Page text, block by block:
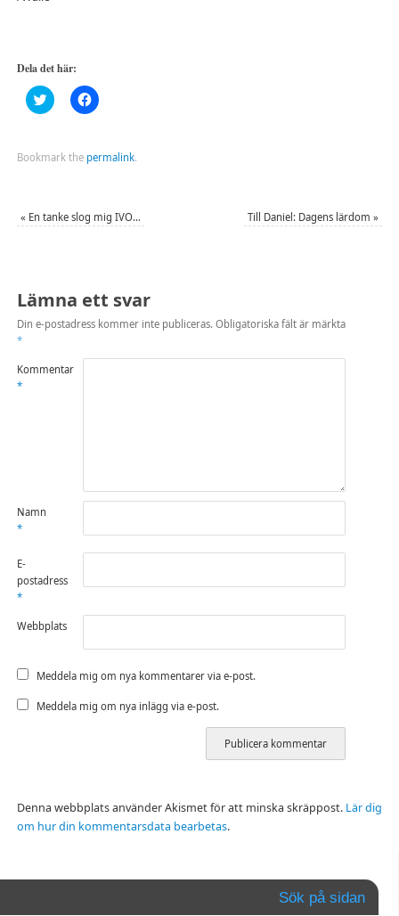
Dela det här:
Klicka
för
Twitter
(Öppnas
fönster)
Klicka
för
Facebook
(Öppnas
fönster)
Bookmark the permalink.
« En tanke slog mig IVO… Till Daniel: Dagens lärdom»
Lämna ett svar
Din e-postadress kommer inte publiceras. Obligatoriska fält är märkta
*
Kommentar
*
Namn
*
E-
postadress
*
Webbplats
Meddela mig om nya kommentarer via e-post.
Meddela mig om nya inlägg via e-post.
Denna webbplats använder Akismet för att minska skräppost. Lär dig
om hur din kommentarsdata bearbetas.
Sök på sidan